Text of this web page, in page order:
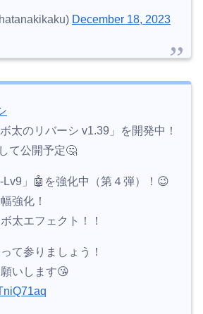
December 18, 2023
太のリバーシ v1.39」を開発中！
て公開予定🤔
」🤖を強化中（第４弾）！😉
強化！
太エフェクト！！
て参りましょう！
いします😘